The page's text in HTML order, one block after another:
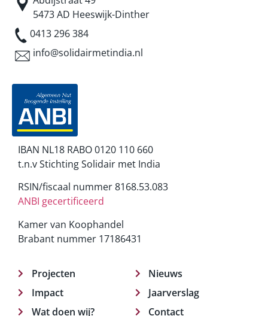
5473 AD Heeswijk-Dinther
0413 296 384
info@solidairmetindia.nl
IBAN NL18 RABO 0120 110 660
t.n.v Stichting Solidair met India
RSIN/fiscaal nummer 8168.53.083
ANBI gecertificeerd
Kamer van Koophandel
Brabant nummer 17186431
Projecten
Impact
Wat doen wij?
Nieuws
Jaarverslag
Contact